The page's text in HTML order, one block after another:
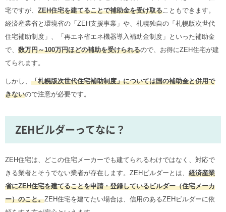
宅ですが、 ZEH住宅を建てることで補助金を受け取ることもできます。
経済産業省と環境省の「ZEH支援事業」や、札幌独自の「札幌版次世代
住宅補助制度」、「再エネ省エネ機器導入補助金制度」といった補助金
で、 数万円～100万円ほどの補助を受けられるので、お得にZEH住宅が建
てられます。
しかし、 「札幌版次世代住宅補助制度」については国の補助金と併用で
きないので注意が必要です。
ZEHビルダーってなに？
ZEH住宅は、どこの住宅メーカーでも建てられるわけではなく、対応で
きる業者とそうでない業者が存在します。ZEHビルダーとは、 経済産業
省にZEH住宅を建てることを申請・登録しているビルダー（住宅メーカ
ー）のこと。ZEH住宅を建てたい場合は、信用のあるZEHビルダーに依